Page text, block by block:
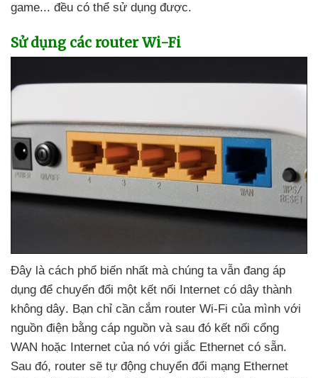
game... đều có thể sử dụng được.
Sử dụng các router Wi-Fi
Đây là cách phổ biến nhất mà chúng ta vẫn đang áp
dụng để chuyển đổi một kết nối Internet có dây thành
không dây. Bạn chỉ cần cắm router Wi-Fi của mình với
nguồn điện bằng cáp nguồn và sau đó kết nối cổng
WAN hoặc Internet của nó với giắc Ethernet có sẵn.
Sau đó, router sẽ tự động chuyển đổi mạng Ethernet